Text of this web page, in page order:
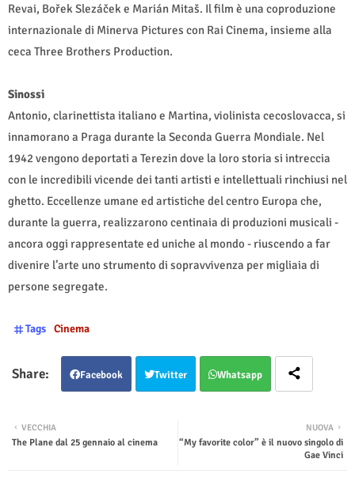
Revai, Bořek Slezáček e Marián Mitaš. Il film è una coproduzione
internazionale di Minerva Pictures con Rai Cinema, insieme alla
ceca Three Brothers Production.
Sinossi
Antonio, clarinettista italiano e Martina, violinista cecoslovacca, si
innamorano a Praga durante la Seconda Guerra Mondiale. Nel
1942 vengono deportati a Terezin dove la loro storia si intreccia
con le incredibili vicende dei tanti artisti e intellettuali rinchiusi nel
ghetto. Eccellenze umane ed artistiche del centro Europa che,
durante la guerra, realizzarono centinaia di produzioni musicali -
ancora oggi rappresentate ed uniche al mondo - riuscendo a far
divenire l’arte uno strumento di sopravvivenza per migliaia di
persone segregate.
Tags Cinema
Facebook Twitter Whatsapp
NUOVA
“My favorite color” è il nuovo singolo di
Gae Vinci
VECCHIA
The Plane dal 25 gennaio al cinema